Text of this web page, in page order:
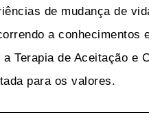
de mudança de
a
a Terapia de Aceitação e
para os valores.